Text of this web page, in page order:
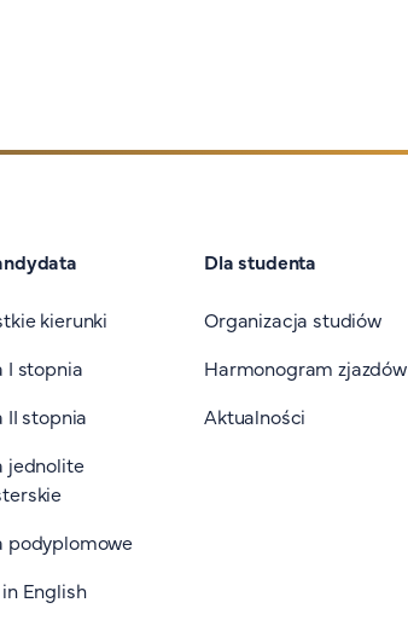
kierunki
I stopnia
II stopnia
jednolite
podyplomowe
English
Dla studenta
Organizacja studiów
Harmonogram zjazdów
Aktualności